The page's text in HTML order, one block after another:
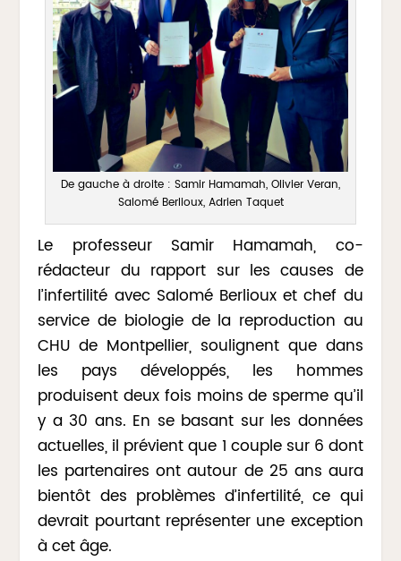
De gauche à droite : Samir Hamamah, Olivier Veran,
Salomé Berlioux, Adrien Taquet
Le professeur Samir Hamamah, co-
rédacteur du rapport sur les causes de
l’infertilité avec Salomé Berlioux et chef du
service de biologie de la reproduction au
CHU de Montpellier, soulignent que dans
les pays développés, les hommes
produisent deux fois moins de sperme qu’il
y a 30 ans. En se basant sur les données
actuelles, il prévient que 1 couple sur 6 dont
les partenaires ont autour de 25 ans aura
bientôt des problèmes d’infertilité, ce qui
devrait pourtant représenter une exception
à cet âge.